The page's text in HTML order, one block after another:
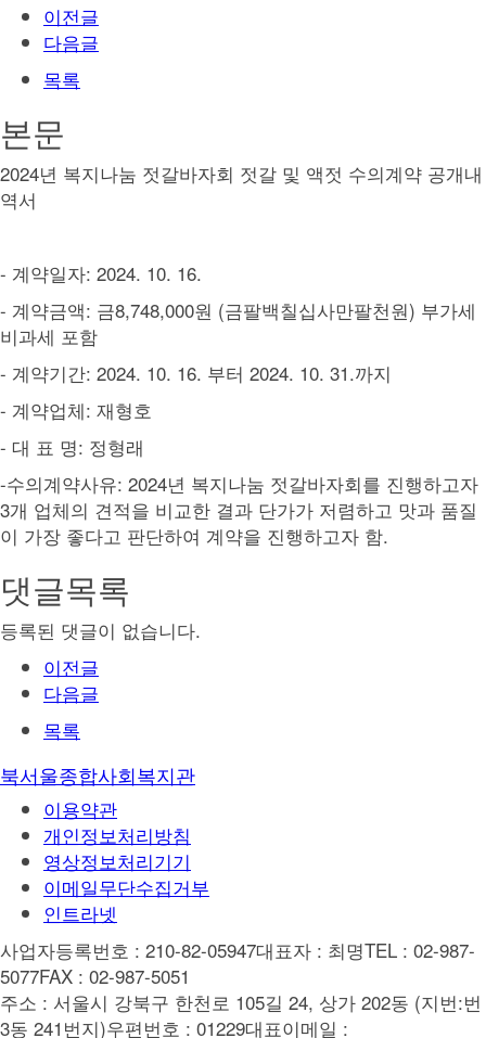
이전글
다음글
목록
본문
2024년 복지나눔 젓갈바자회 젓갈 및 액젓 수의계약 공개내
역서
- 계약일자: 2024. 10. 16.
- 계약금액: 금8,748,000원 (금팔백칠십사만팔천원) 부가세
비과세 포함
- 계약기간: 2024. 10. 16. 부터 2024. 10. 31.까지
- 계약업체: 재형호
- 대 표 명: 정형래
-수의계약사유: 2024년 복지나눔 젓갈바자회를 진행하고자
3개 업체의 견적을 비교한 결과 단가가 저렴하고 맛과 품질
이 가장 좋다고 판단하여 계약을 진행하고자 함.
댓글목록
등록된 댓글이 없습니다.
이전글
다음글
목록
북서울종합사회복지관
이용약관
개인정보처리방침
영상정보처리기기
이메일무단수집거부
인트라넷
사업자등록번호 : 210-82-05947대표자 : 최명TEL : 02-987-
5077FAX : 02-987-5051
주소 : 서울시 강북구 한천로 105길 24, 상가 202동 (지번:번
3동 241번지)우편번호 : 01229대표이메일 :